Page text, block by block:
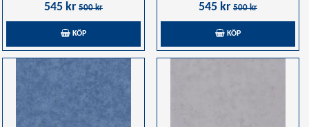
545 kr 500 kr
KÖP
545 kr 500 kr
KÖP